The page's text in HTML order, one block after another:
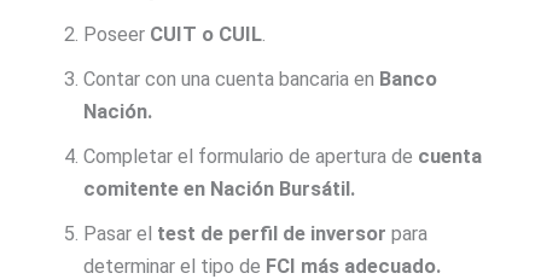
Poseer CUIT o CUIL.
Contar con una cuenta bancaria en Banco
Nación.
Completar el formulario de apertura de cuenta
comitente en Nación Bursátil.
Pasar el test de perfil de inversor para
determinar el tipo de FCI más adecuado.